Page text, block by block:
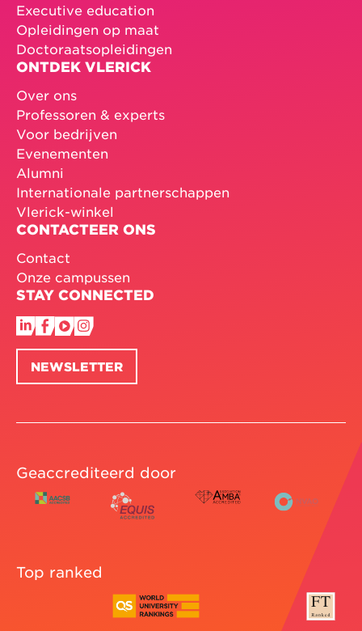
Executive education
Opleidingen op maat
Doctoraatsopleidingen
ONTDEK VLERICK
Over ons
Professoren & experts
Voor bedrijven
Evenementen
Alumni
Internationale partnerschappen
Vlerick-winkel
CONTACTEER ONS
Contact
Onze campussen
STAY CONNECTED
NEWSLETTER
Geaccrediteerd door
Top ranked